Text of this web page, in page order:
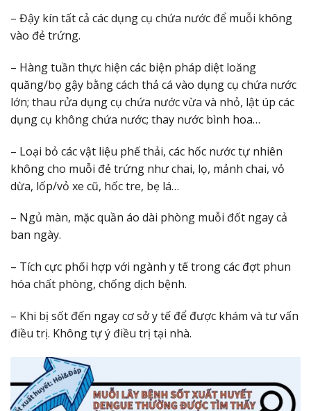
– Đậy kín tất cả các dụng cụ chứa nước để muỗi không
vào đẻ trứng.
– Hàng tuần thực hiện các biện pháp diệt loăng
quăng/bọ gậy bằng cách thả cá vào dụng cụ chứa nước
lớn; thau rửa dụng cụ chứa nước vừa và nhỏ, lật úp các
dụng cụ không chứa nước; thay nước bình hoa…
– Loại bỏ các vật liệu phế thải, các hốc nước tự nhiên
không cho muỗi đẻ trứng như chai, lọ, mảnh chai, vỏ
dừa, lốp/vỏ xe cũ, hốc tre, bẹ lá…
– Ngủ màn, mặc quần áo dài phòng muỗi đốt ngay cả
ban ngày.
– Tích cực phối hợp với ngành y tế trong các đợt phun
hóa chất phòng, chống dịch bệnh.
– Khi bị sốt đến ngay cơ sở y tế để được khám và tư vấn
điều trị. Không tự ý điều trị tại nhà.